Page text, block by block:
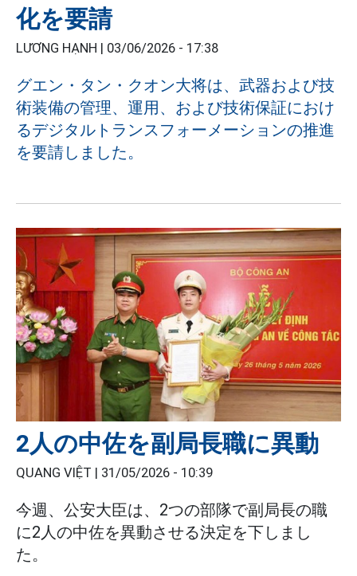
化を要請
LƯƠNG HẠNH | 03/06/2026 - 17:38
グエン・タン・クオン大将は、武器および技
術装備の管理、運用、および技術保証におけ
るデジタルトランスフォーメーションの推進
を要請しました。
2人の中佐を副局長職に異動
QUANG VIỆT | 31/05/2026 - 10:39
今週、公安大臣は、2つの部隊で副局長の職
に2人の中佐を異動させる決定を下しまし
た。